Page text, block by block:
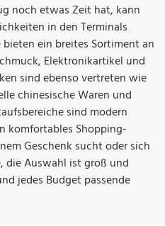
noch etwas Zeit hat, kann
in den Terminals
ein breites Sortiment an
Elektronikartikel und
sind ebenso vertreten wie
chinesische Waren und
sind modern
komfortables Shopping-
Geschenk sucht oder sich
die Auswahl ist groß und
jedes Budget passende